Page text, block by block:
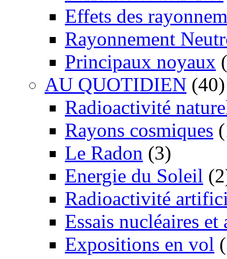
Effets des
Rayonnement
Principaux noyaux
AU QUOTIDIEN (40)
Radioactivité
Rayons cosmiques
Le Radon (3)
Energie du Soleil
Radioactivité
Essais nucléaires et
Expositions en vol